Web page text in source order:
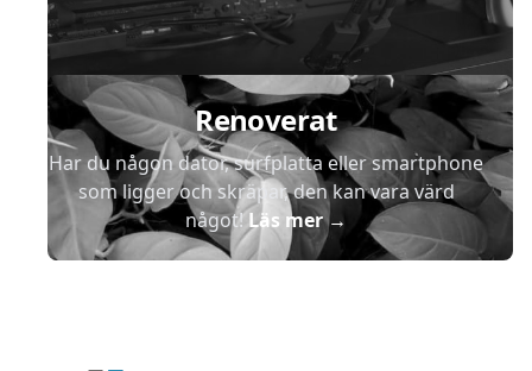
Renoverat
Har du någon dator, surfplatta eller smartphone
som ligger och skräpar, den kan vara värd
något!Läs mer→